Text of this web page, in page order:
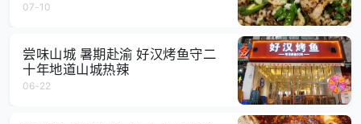
07-10
尝味山城 暑期赴渝 好汉烤鱼守二
十年地道山城热辣
06-22